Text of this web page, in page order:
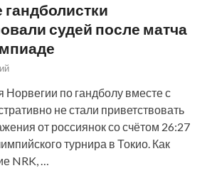
судей после матча
по гандболу вместе с
не стали приветствовать
от россиянок со счётом 26:27
турнира в Токио. Как
NRK, …